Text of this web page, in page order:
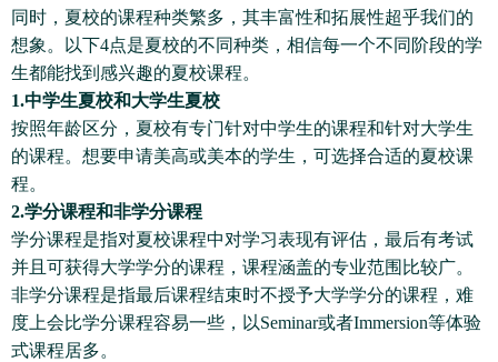
同时，夏校的课程种类繁多，其丰富性和拓展性超乎我们的
想象。以下4点是夏校的不同种类，相信每一个不同阶段的学
生都能找到感兴趣的夏校课程。
1.中学生夏校和大学生夏校
按照年龄区分，夏校有专门针对中学生的课程和针对大学生
的课程。想要申请美高或美本的学生，可选择合适的夏校课
程。
2.学分课程和非学分课程
学分课程是指对夏校课程中对学习表现有评估，最后有考试
并且可获得大学学分的课程，课程涵盖的专业范围比较广。
非学分课程是指最后课程结束时不授予大学学分的课程，难
度上会比学分课程容易一些，以Seminar或者Immersion等体验
式课程居多。